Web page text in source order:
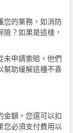
您的業務，如消防
？如果是這樣，
未申請索賠，他們
幫助緩解這種不喜
金額。您還可以扣
您必須支付費用以